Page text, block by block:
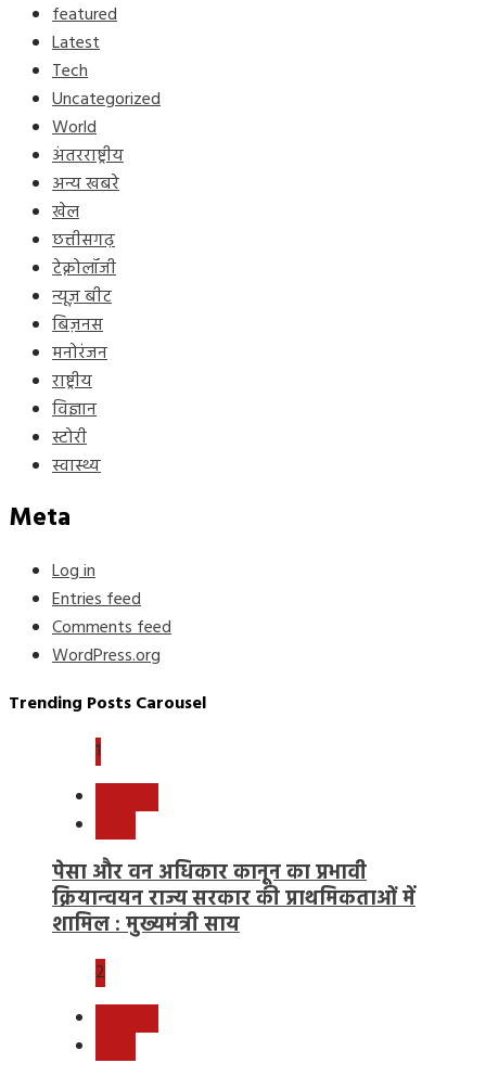
featured
Latest
Tech
Uncategorized
World
अंतरराष्ट्रीय
अन्य खबरे
खेल
छत्तीसगढ़
टेक्नोलॉजी
न्यूज़ बीट
बिज़नस
मनोरंजन
राष्ट्रीय
विज्ञान
स्टोरी
स्वास्थ्य
Meta
Log in
Entries feed
Comments feed
WordPress.org
Trending Posts Carousel
1
पेसा और वन अधिकार कानून का प्रभावी
क्रियान्वयन राज्य सरकार की प्राथमिकताओं में
शामिल : मुख्यमंत्री साय
2